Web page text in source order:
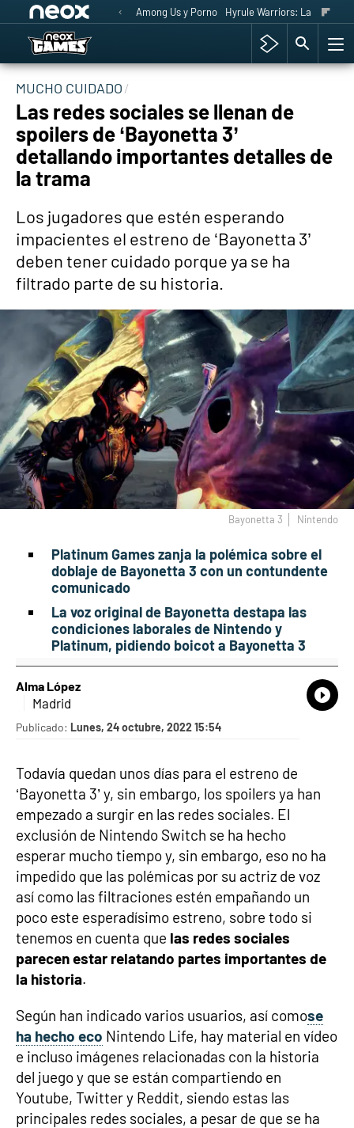
Among Us y Porno Hyrule Warriors: La Era del
MUCHO CUIDADO
Las redes sociales se llenan de
spoilers de ‘Bayonetta 3’
detallando importantes detalles de
la trama
Los jugadores que estén esperando
impacientes el estreno de ‘Bayonetta 3’
deben tener cuidado porque ya se ha
filtrado parte de su historia.
Bayonetta 3 Nintendo
Platinum Games zanja la polémica sobre el
doblaje de Bayonetta 3 con un contundente
comunicado
La voz original de Bayonetta destapa las
condiciones laborales de Nintendo y
Platinum, pidiendo boicot a Bayonetta 3
Alma López
Madrid
Publicado: Lunes, 24 octubre, 2022 15:54
Todavía quedan unos días para el estreno de
‘Bayonetta 3’ y, sin embargo, los spoilers ya han
empezado a surgir en las redes sociales. El
exclusión de Nintendo Switch se ha hecho
esperar mucho tiempo y, sin embargo, eso no ha
impedido que las polémicas por su actriz de voz
así como las filtraciones estén empañando un
poco este esperadísimo estreno, sobre todo si
tenemos en cuenta que las redes sociales
parecen estar relatando partes importantes de
la historia.
Según han indicado varios usuarios, así comose
ha hecho eco Nintendo Life, hay material en vídeo
e incluso imágenes relacionadas con la historia
del juego y que se están compartiendo en
Youtube, Twitter y Reddit, siendo estas las
principales redes sociales, a pesar de que se ha